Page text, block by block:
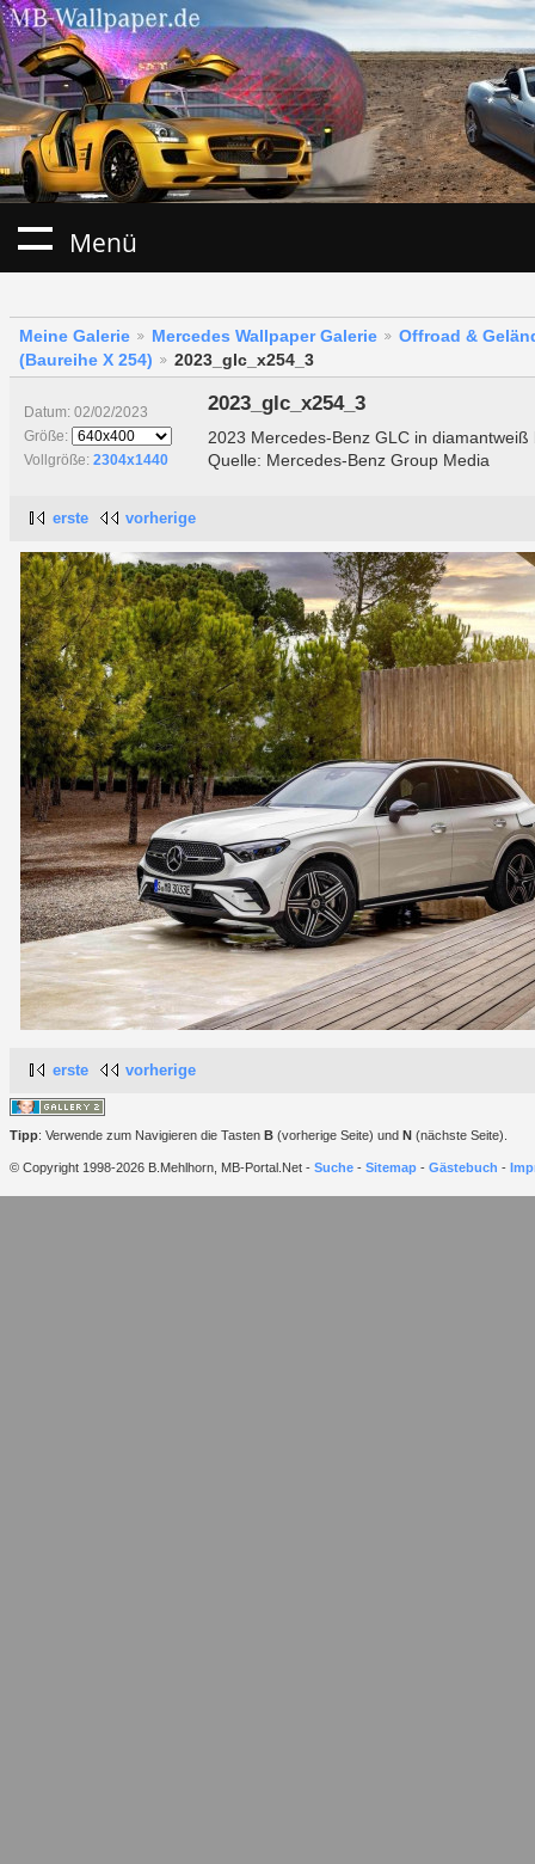
Menü
Meine Galerie Mercedes Wallpaper Galerie
Offroad &
(Baureihe X 254)
2023_glc_x254_3
Datum: 02/02/2023
Größe:
Vollgröße: 2304x1440
2023_glc_x254_3
2023 Mercedes-Benz GLC in diamantweiß
Quelle: Mercedes-Benz Group Media
erste vorherige
erste vorherige
Tipp: Verwende zum Navigieren die Tasten B (vorherige Seite) und N (nächste Seite).
© Copyright 1998-2026 B.Mehlhorn, MB-Portal.Net - Suche - Sitemap - Gästebuch -